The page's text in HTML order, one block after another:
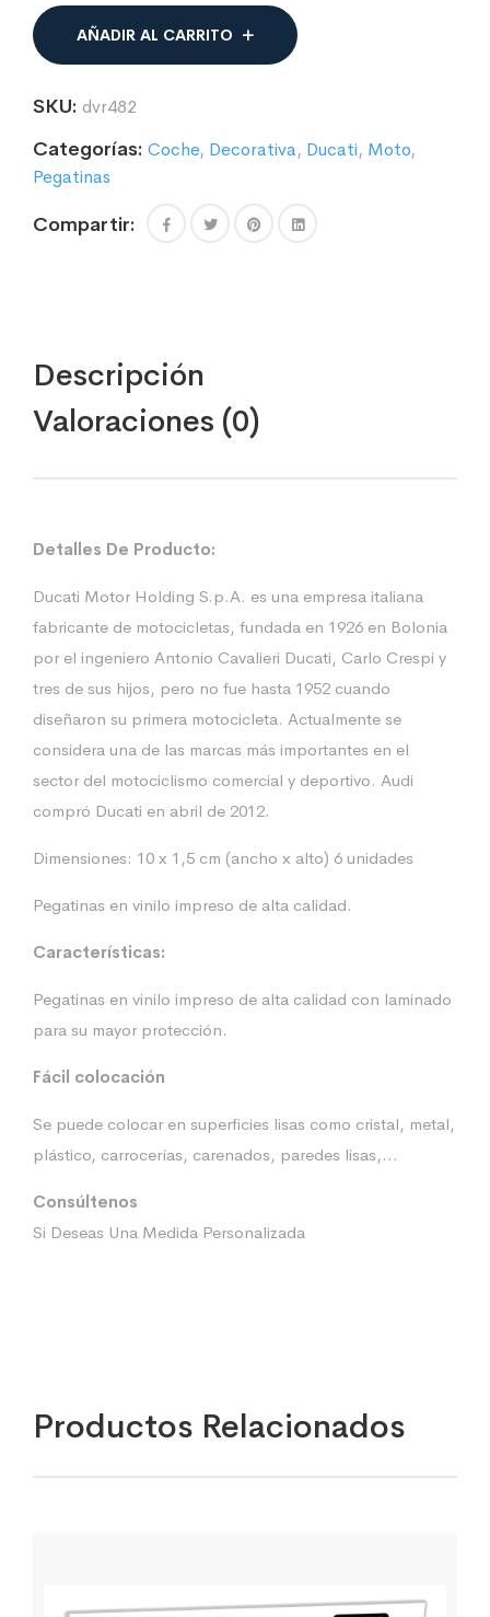
mod.03
cantidadAÑADIR AL CARRITO
SKU: dvr482
Categorías: Coche, Decorativa, Ducati, Moto,
Pegatinas
Compartir:
Descripción
Valoraciones (0)
Detalles De Producto:
Ducati Motor Holding S.p.A. es una empresa italiana
fabricante de motocicletas, fundada en 1926 en Bolonia
por el ingeniero Antonio Cavalieri Ducati, Carlo Crespi y
tres de sus hijos, pero no fue hasta 1952 cuando
diseñaron su primera motocicleta. Actualmente se
considera una de las marcas más importantes en el
sector del motociclismo comercial y deportivo. Audi
compró Ducati en abril de 2012.
Dimensiones: 10 x 1,5 cm (ancho x alto) 6 unidades
Pegatinas en vinilo impreso de alta calidad.
Características:
Pegatinas en vinilo impreso de alta calidad con laminado
para su mayor protección.
Fácil colocación
Se puede colocar en superficies lisas como cristal, metal,
plástico, carrocerías, carenados, paredes lisas,…
Consúltenos
Si Deseas Una Medida Personalizada
Productos Relacionados